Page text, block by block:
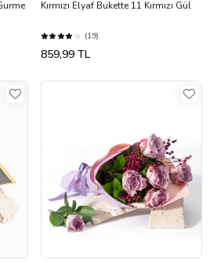
Kırmızı Elyaf Bukette 11 Kırmızı Gül
(19)
859,99 TL